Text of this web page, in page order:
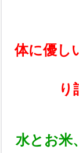
体に優し
り
水とお米